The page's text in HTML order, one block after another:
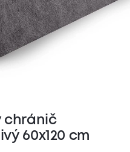
chránič
60x120 cm